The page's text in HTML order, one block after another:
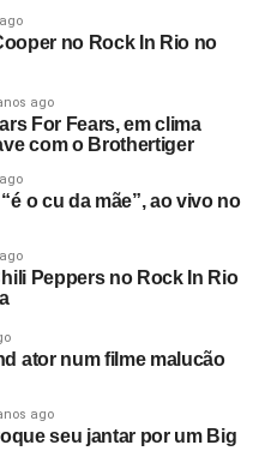
no Rock In Rio no
ago
For Fears, em clima
com o Brothertiger
o cu da mãe”, ao vivo no
Peppers no Rock In Rio
ator num filme malucão
ago
seu jantar por um Big